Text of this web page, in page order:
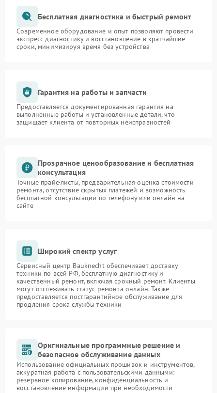
Бесплатная диагностика и быстрый ремонт
Современное оборудование и опыт позволяют провести
экспресс-диагностику и восстановление в кратчайшие
сроки, минимизируя время без устройства
Гарантия на работы и запчасти
Предоставляется документированная гарантия на
выполненные работы и установленные детали, что
защищает клиента от повторных неисправностей
Прозрачное ценообразование и бесплатная
консультация
Точные прайс-листы, предварительная оценка стоимости
ремонта, отсутствие скрытых платежей и возможность
бесплатной консультации по телефону или онлайн на
сайте
Широкий спектр услуг
Сервисный центр Bauknecht обеспечивает доставку
техники по всей РФ, бесплатную диагностику и
качественный ремонт, включая срочный ремонт. Клиенты
могут отслеживать статус ремонта онлайн. Также
предоставляется постгарантийное обслуживание для
продления срока службы техники
Оригинальные программные решение и
безопасное обслуживание данных
Использование официальных прошивок и инструментов,
аккуратная работа с пользовательскими данными:
резервное копирование, конфиденциальность и
восстановление информации при необходимости